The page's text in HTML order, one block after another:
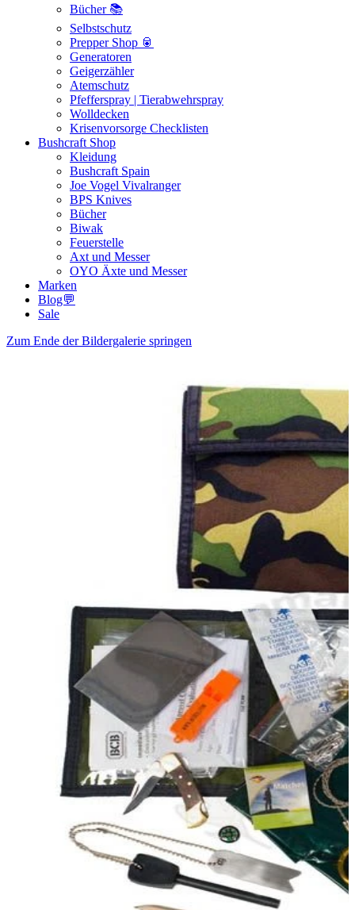
Bücher 📚
Selbstschutz
Prepper Shop 🥫
Generatoren
Geigerzähler
Atemschutz
Pfefferspray | Tierabwehrspray
Wolldecken
Krisenvorsorge Checklisten
Bushcraft Shop
Kleidung
Bushcraft Spain
Joe Vogel Vivalranger
BPS Knives
Bücher
Biwak
Feuerstelle
Axt und Messer
OYO Äxte und Messer
Marken
Blog💬
Sale
Zum Ende der Bildergalerie springen